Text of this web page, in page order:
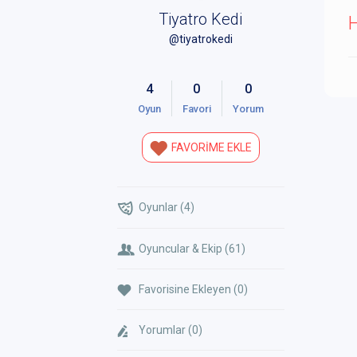
Tiyatro Kedi
@tiyatrokedi
4
Oyun
0
Favori
0
Yorum
FAVORİME EKLE
Oyunlar (4)
Oyuncular & Ekip (61)
Favorisine Ekleyen (0)
Yorumlar (0)